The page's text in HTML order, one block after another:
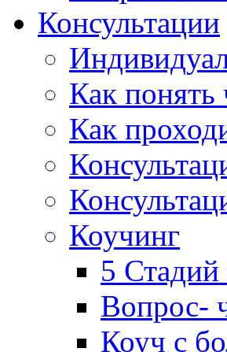
Консультации
Как
Как
Коучинг
5 Стадий
Вопрос-
Коуч с